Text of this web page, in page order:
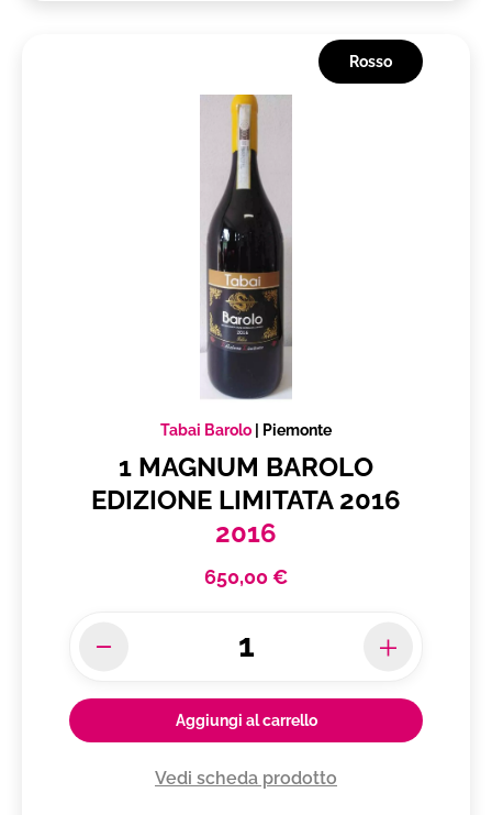
Rosso
Tabai Barolo Piemonte
1 MAGNUM BAROLO
EDIZIONE LIMITATA 2016
2016
650,00 €
Aggiungi al carrello
Vedi scheda prodotto